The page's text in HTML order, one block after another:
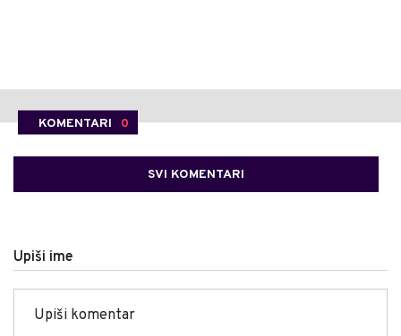
KOMENTARI 0
SVI KOMENTARI
Upiši ime